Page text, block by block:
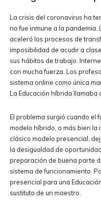
La crisis del coronavirus ha
no fue inmune a la
aceleró los procesos de
imposibilidad de acudir a
sus hábitos de trabajo.
con mucha fuerza. Los
sistema online como única
La Educación híbrida llamaba
El problema surgió cuando el
modelo híbrido, o más bien la
clásico modelo presencial,
la desigualdad de
preparación de buena parte
sistema de funcionamiento.
presencial para una
sustituto de un maestro.